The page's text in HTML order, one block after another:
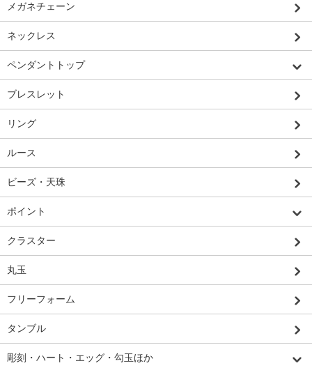
メガネチェーン
ネックレス
ペンダントトップ
ブレスレット
リング
ルース
ビーズ・天珠
ポイント
クラスター
丸玉
フリーフォーム
タンブル
彫刻・ハート・エッグ・勾玉ほか